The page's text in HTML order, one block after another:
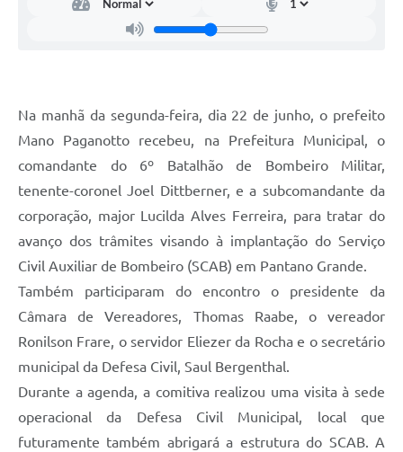
Editais
Links
Agenda
SIC
Diário Oficial
Na manhã da segunda-feira, dia 22 de junho, o prefeito
Mano Paganotto recebeu, na Prefeitura Municipal, o
comandante do 6º Batalhão de Bombeiro Militar,
tenente-coronel Joel Dittberner, e a subcomandante da
corporação, major Lucilda Alves Ferreira, para tratar do
avanço dos trâmites visando à implantação do Serviço
Civil Auxiliar de Bombeiro (SCAB) em Pantano Grande.
Também participaram do encontro o presidente da
Câmara de Vereadores, Thomas Raabe, o vereador
Ronilson Frare, o servidor Eliezer da Rocha e o secretário
municipal da Defesa Civil, Saul Bergenthal.
Durante a agenda, a comitiva realizou uma visita à sede
operacional da Defesa Civil Municipal, local que
futuramente também abrigará a estrutura do SCAB. A